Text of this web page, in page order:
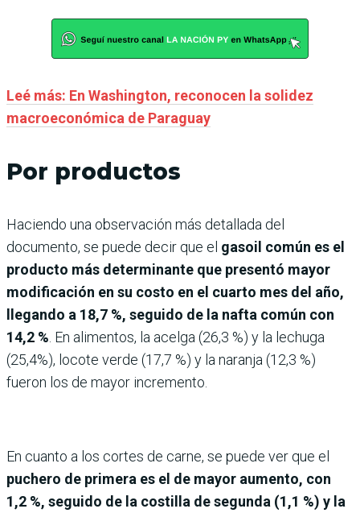
Leé más: En Washington, reconocen la solidez
macroeconómica de Paraguay
Por productos
Haciendo una observación más detallada del
documento, se puede decir que el gasoil común es el
producto más determinante que presentó mayor
modificación en su costo en el cuarto mes del año,
llegando a 18,7 %, seguido de la nafta común con
14,2 % . En alimentos, la acelga (26,3 %) y la lechuga
(25,4%), locote verde (17,7 %) y la naranja (12,3 %)
fueron los de mayor incremento.
En cuanto a los cortes de carne, se puede ver que el
puchero de primera es el de mayor aumento, con
1,2 %, seguido de la costilla de segunda (1,1 %) y la